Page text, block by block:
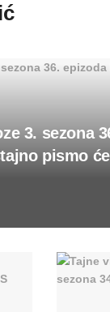
3. sezona
pismo